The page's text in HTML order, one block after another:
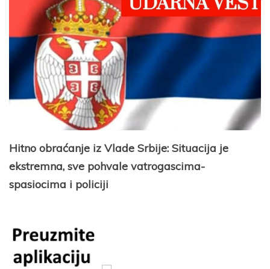
Hitno obraćanje iz Vlade Srbije: Situacija je
ekstremna, sve pohvale vatrogascima-
spasiocima i policiji